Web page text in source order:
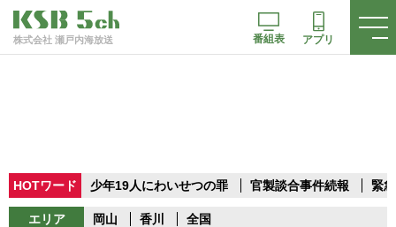
株式会社 瀬戸内海放送 番組表 アプリ
HOTワード 少年19人にわいせつの罪 官製談合事件続報 緊
エリア 岡山 香川 全国